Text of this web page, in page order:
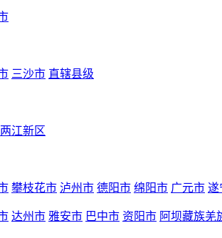
三沙市 直辖县级
两江新区
攀枝花市 泸州市 德阳市 绵阳市 广元市 遂
达州市 雅安市 巴中市 资阳市 阿坝藏族羌